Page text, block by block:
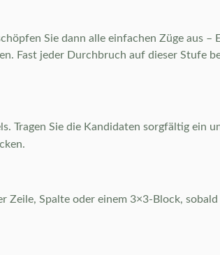
Sie dann alle einfachen Züge aus –
Fast jeder Durchbruch auf dieser Stufe
Tragen Sie die Kandidaten sorgfältig ein
Zeile, Spalte oder einem 3×3-Block,